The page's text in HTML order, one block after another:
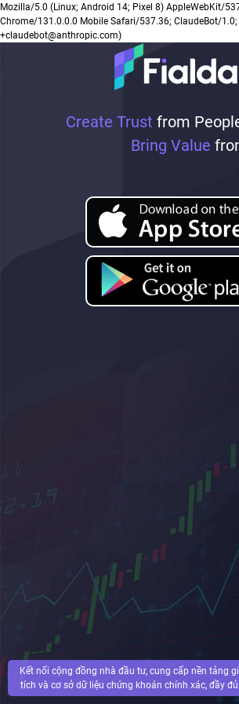
Create Trust from
Bring Value
Kết nối cộng đồng nhà đầu tư, cung cấp nền tảng
tích và cơ sở dữ liệu chứng khoán chính xác, đầy
Mozilla/5.0 (Linux; Android 14; Pixel 8) AppleWebKit/
Chrome/131.0.0.0 Mobile Safari/537.36; ClaudeBot/1.0;
+claudebot@anthropic.com)